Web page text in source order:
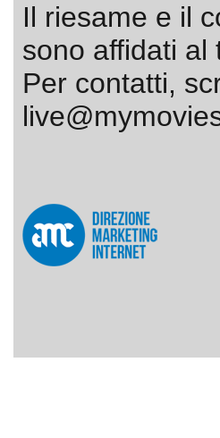
Il riesame e il
sono affidati al
Per contatti,